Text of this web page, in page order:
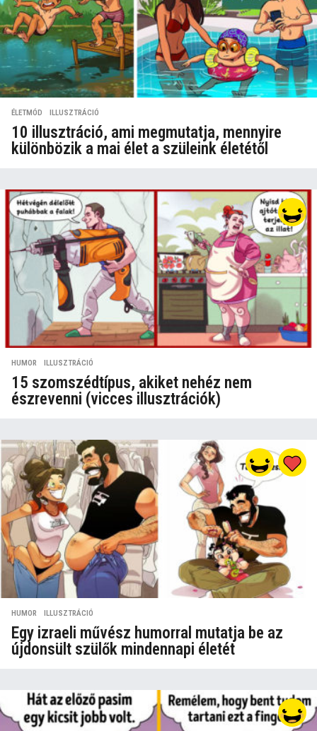
ÉLETMÓD ILLUSZTRÁCIÓ
10 illusztráció, ami megmutatja, mennyire
különbözik a mai élet a szüleink életétől
HUMOR ILLUSZTRÁCIÓ
15 szomszédtípus, akiket nehéz nem
észrevenni (vicces illusztrációk)
HUMOR ILLUSZTRÁCIÓ
Egy izraeli művész humorral mutatja be az
újdonsült szülők mindennapi életét